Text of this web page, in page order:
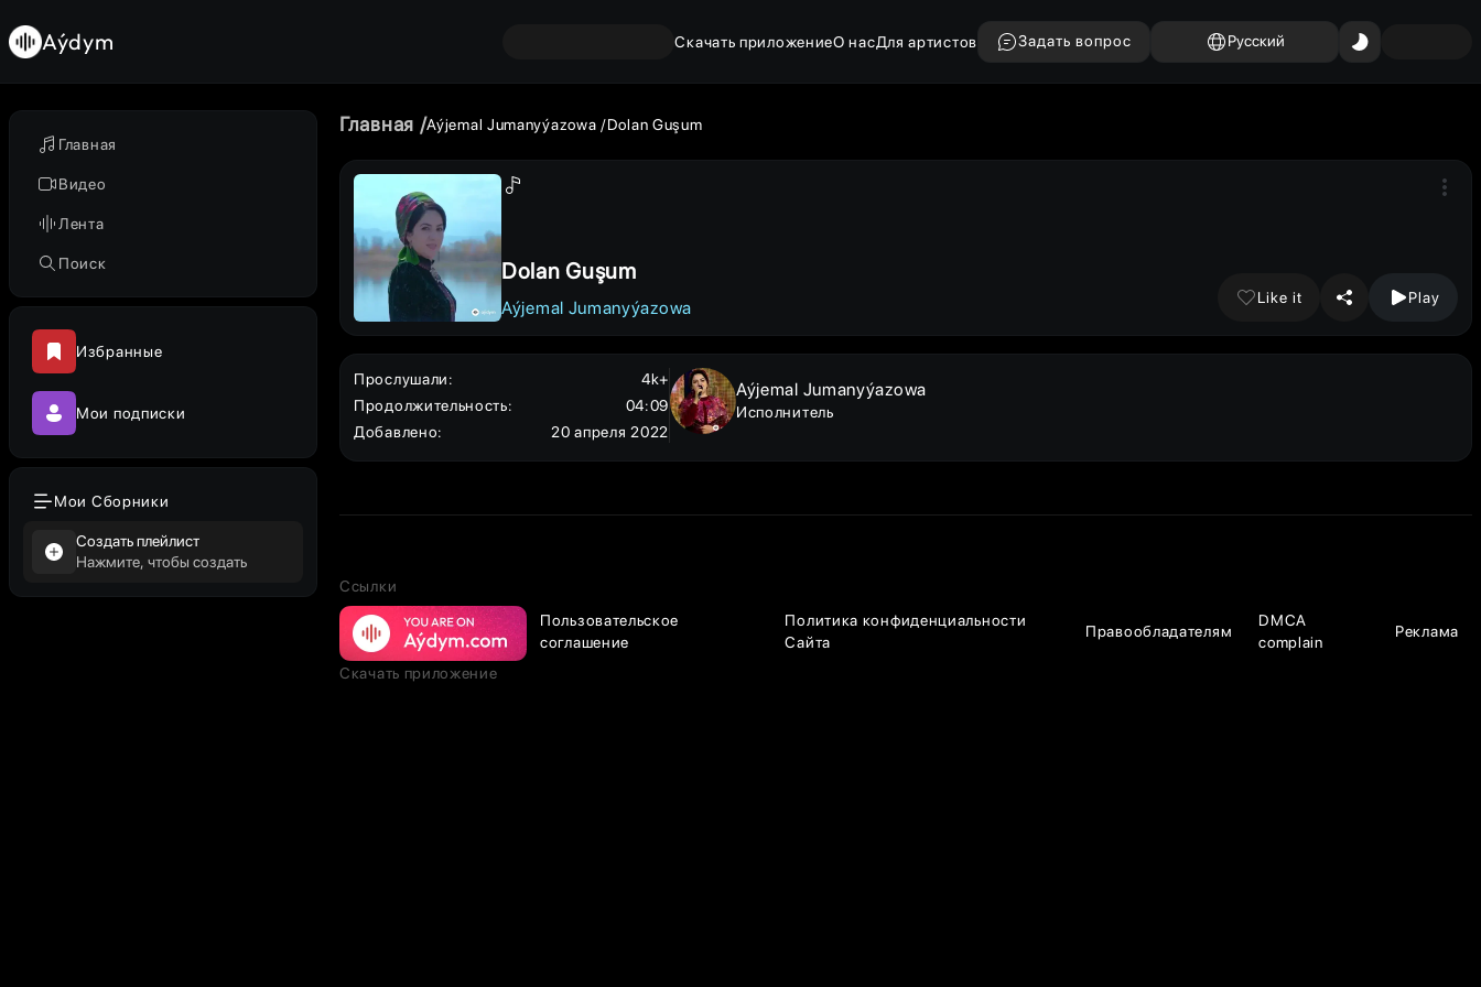
Главная
Видео
Лента
Поиск
Избранные
Мои подписки
Мои Сборники
Создать плейлист
Нажмите, чтобы создать
Aýdym Скачать приложениеО насДля артистов Задать вопрос Русский
Главная Aýjemal Jumanyýazowa Dolan Guşum
Dolan Guşum
Aýjemal Jumanyýazowa
Like it Play
Прослушали:
4k+
Продолжительность:
04:09
Добавлено: 20 апреля 2022
Aýjemal Jumanyýazowa
Исполнитель
Ссылки
Пользовательское
соглашение
Политика конфиденциальности
Сайта
Правообладателям
DMCA
complain
Реклама
Скачать приложение